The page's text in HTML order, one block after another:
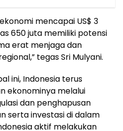
mencapai US$ 3
650 juta memiliki potensi
erat menjaga dan
tegas Sri Mulyani.
ini, Indonesia terus
ekonominya melalui
dan penghapusan
serta investasi di dalam
aktif melakukan